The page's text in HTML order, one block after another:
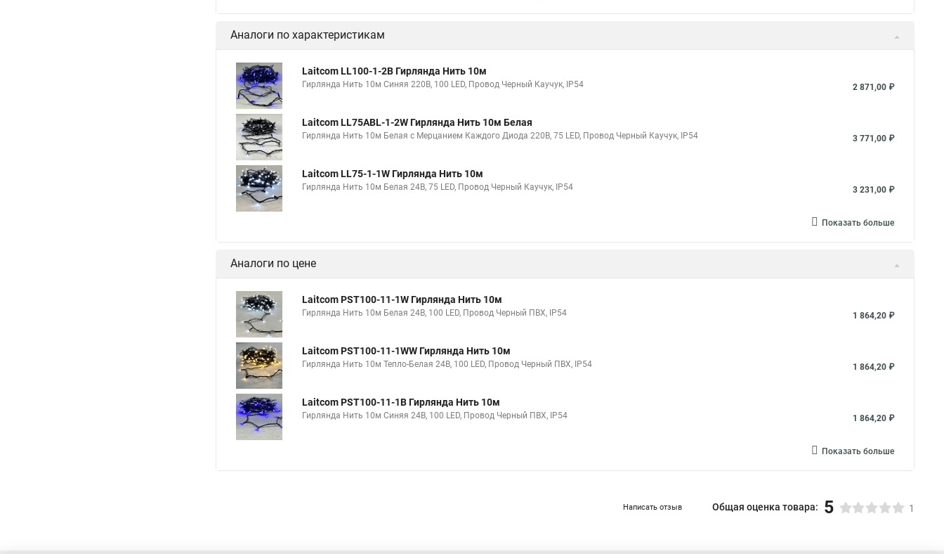
Аналоги по характеристикам
Laitcom LL100-1-2B Гирлянда Нить 10м
Гирлянда Нить 10м Синяя 220В, 100 LED, Провод Черный Каучук, IP54 2 871,00 ₽
Laitcom LL75ABL-1-2W Гирлянда Нить 10м Белая
Гирлянда Нить 10м Белая с Мерцанием Каждого Диода 220В, 75 LED, Провод Черный Каучук, IP54 3 771,00 ₽
Laitcom LL75-1-1W Гирлянда Нить 10м
Гирлянда Нить 10м Белая 24В, 75 LED, Провод Черный Каучук, IP54 3 231,00 ₽
Показать больше
Аналоги по цене
Laitcom PST100-11-1W Гирлянда Нить 10м
Гирлянда Нить 10м Белая 24В, 100 LED, Провод Черный ПВХ, IP54 1 864,20 ₽
Laitcom PST100-11-1WW Гирлянда Нить 10м
Гирлянда Нить 10м Тепло-Белая 24В, 100 LED, Провод Черный ПВХ, IP54 1 864,20 ₽
Laitcom PST100-11-1B Гирлянда Нить 10м
Гирлянда Нить 10м Синяя 24В, 100 LED, Провод Черный ПВХ, IP54 1 864,20 ₽
Показать больше
Написать отзыв Общая оценка товара: 5 1